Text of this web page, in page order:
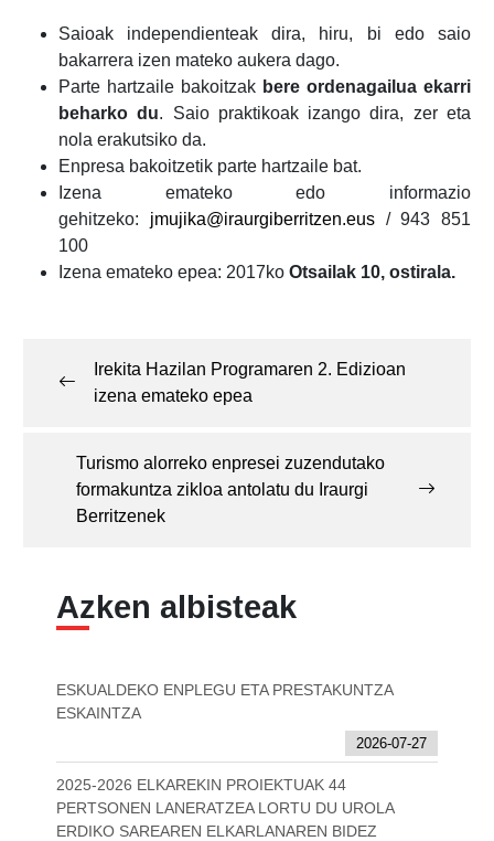
Saioak independienteak dira, hiru, bi edo saio
bakarrera izen mateko aukera dago.
Parte hartzaile bakoitzak bere ordenagailua ekarri
beharko du. Saio praktikoak izango dira, zer eta
nola erakutsiko da.
Enpresa bakoitzetik parte hartzaile bat.
Izena emateko edo informazio
gehitzeko: jmujika@iraurgiberritzen.eus/943 851
100
Izena emateko epea: 2017ko Otsailak 10, ostirala.
Irekita Hazilan Programaren 2. Edizioan
izena emateko epea
Turismo alorreko enpresei zuzendutako
formakuntza zikloa antolatu du Iraurgi
Berritzenek
Azken albisteak
ESKUALDEKO ENPLEGU ETA PRESTAKUNTZA
ESKAINTZA
2026-07-27
2025-2026 ELKAREKIN PROIEKTUAK 44
PERTSONEN LANERATZEA LORTU DU UROLA
ERDIKO SAREAREN ELKARLANAREN BIDEZ